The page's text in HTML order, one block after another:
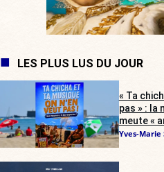
LES PLUS LUS DU JOUR
« Ta
pas » : la
meute «
Yves-Marie